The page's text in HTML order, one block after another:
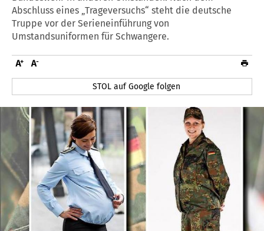
Abschluss eines „Trageversuchs“ steht die deutsche
Truppe vor der Serieneinführung von
Umstandsuniformen für Schwangere.
STOL auf Google folgen